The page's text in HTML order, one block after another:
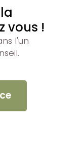
vous !
l'un